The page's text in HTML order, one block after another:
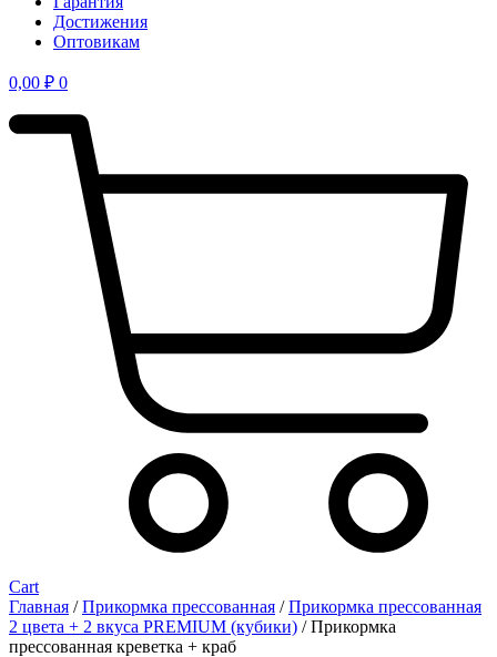
Достижения
Оптовикам
0,00 ₽ 0
Cart
Главная /Прикормка прессованная /Прикормка прессованная
2 цвета + 2 вкуса PREMIUM (кубики) / Прикормка
прессованная креветка + краб